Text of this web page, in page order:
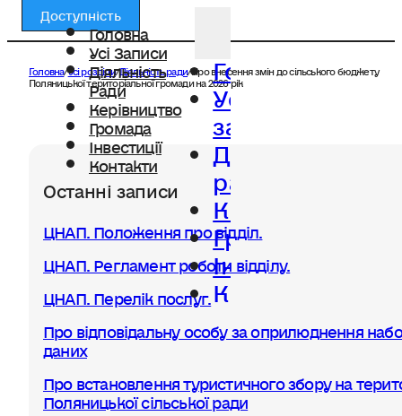
Головна
Усі Записи
Діяльність
Ради
Керівництво
Громада
Інвестиції
Контакти
Головна
Усі
записи
Діяльність
ради
Керівництво
Громада
Інвестиції
Контакти
Доступність
Головна/Усі розділи/Діяльність ради/Про внесення змін до сільського бюджету
Поляницької територіальної громади на 2026 рік
Останні записи
ЦНАП. Положення про відділ.
ЦНАП. Регламент роботи відділу.
ЦНАП. Перелік послуг.
Про відповідальну особу за оприлюднення
даних
Про встановлення туристичного збору на
Поляницької сільської ради